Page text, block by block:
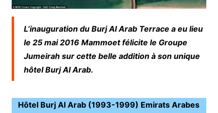
L’inauguration du Burj Al Arab Terrace a eu lieu
le 25 mai 2016 Mammoet félicite le Groupe
Jumeirah sur cette belle addition à son unique
hôtel Burj Al Arab.
Hôtel Burj Al Arab (1993-1999) Emirats Arabes